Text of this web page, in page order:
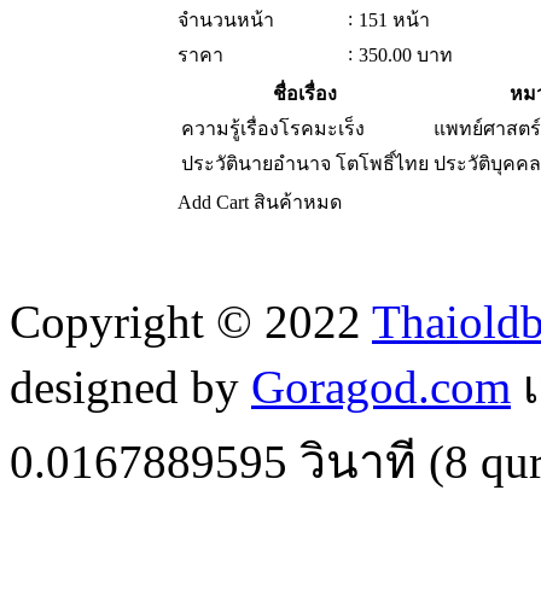
จำนวนหน้า
: 151 หน้า
ราคา
: 350.00 บาท
ชื่อเรื่อง
หม
ความรู้เรื่องโรคมะเร็ง
แพทย์ศาสต
ประวัตินายอำนาจ โตโพธิ์ไทย ประวัติบุคคล
Add Cart สินค้าหมด
Copyright © 2022
designed by Goragod.com
0.0167889595 วินาที (8